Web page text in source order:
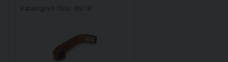
Katalogové číslo: 06218